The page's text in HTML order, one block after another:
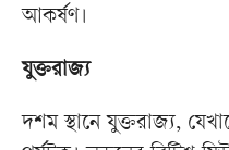
আকর্ষণ।
যুক্তরাজ্য
দশম স্থানে যুক্তরাজ্য,